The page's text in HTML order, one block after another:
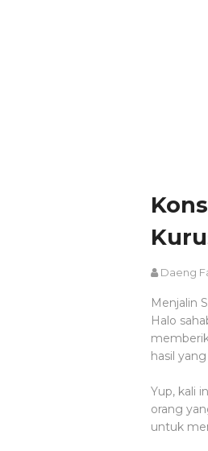
Daeng
Menjalin
Halo
hasil
Yup, kali
orang
untuk